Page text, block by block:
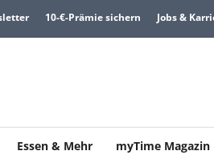
10-€-Prämie sichern Jobs &
Essen & Mehr myTime Magazin